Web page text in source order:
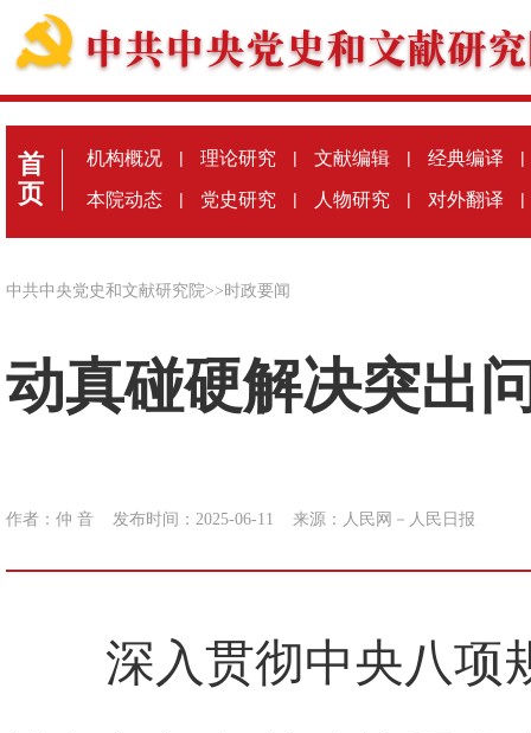
首
页
机构概况 | 理论研究 | 文献编辑 | 经典编译 |
本院动态 | 党史研究 | 人物研究 | 对外翻译 |
中共中央党史和文献研究院>>时政要闻
动真碰硬解决突出
作者：仲 音 发布时间：2025-06-11 来源： 人民网－人民日报
深入贯彻中央八项